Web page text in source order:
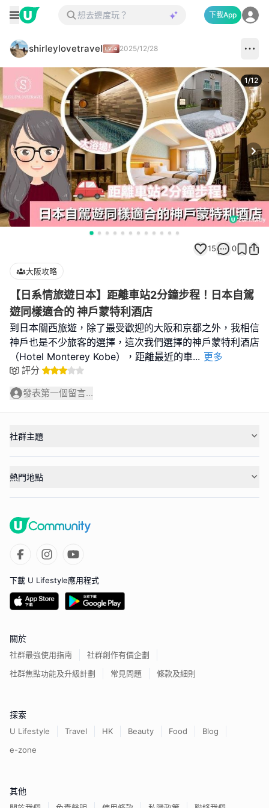
下載App
shirleylovetravel 2025/12/28
1/12
15 0
大阪攻略
【日系情旅遊日本】距離車站2分鐘步程！日本自駕
遊同樣適合的 神戶蒙特利酒店
到日本關西旅遊，除了最受歡迎的大阪和京都之外，我相信
神戶也是不少旅客的選擇，這次我們選擇的神戶蒙特利酒店
（Hotel Monterey Kobe），距離最近的車... 更多
評分
發表第一個留言...
社群主題
熱門地點
下載 U Lifestyle應用程式
關於
社群最強使用指南
社群創作有價企劃
社群焦點功能及升級計劃
常見問題 條款及細則
探索
U Lifestyle Travel HK Beauty Food
Blog
e-zone
其他